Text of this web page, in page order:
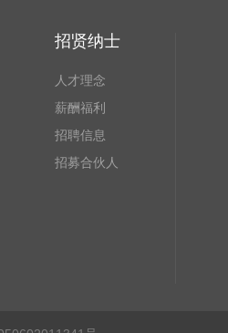
招贤纳士
人才理念
薪酬福利
招聘信息
招募合伙人